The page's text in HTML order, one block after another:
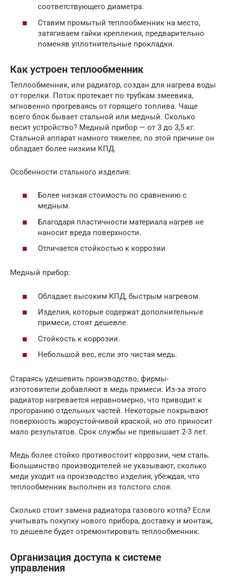
соответствующего диаметра.
Ставим промытый теплообменник на место,
затягиваем гайки крепления, предварительно
поменяв уплотнительные прокладки.
Как устроен теплообменник
Теплообменник, или радиатор, создан для нагрева воды
от горелки. Поток протекает по трубкам змеевика,
мгновенно прогреваясь от горящего топлива. Чаще
всего блок бывает стальной или медный. Сколько
весит устройство? Медный прибор — от 3 до 3,5 кг.
Стальной аппарат намного тяжелее, по этой причине он
обладает более низким КПД.
Особенности стального изделия:
Более низкая стоимость по сравнению с
медным.
Благодаря пластичности материала нагрев не
наносит вреда поверхности.
Отличается стойкостью к коррозии.
Медный прибор:
Обладает высоким КПД, быстрым нагревом.
Изделия, которые содержат дополнительные
примеси, стоят дешевле.
Стойкость к коррозии.
Небольшой вес, если это чистая медь.
Стараясь удешевить производство, фирмы-
изготовители добавляют в медь примеси. Из-за этого
радиатор нагревается неравномерно, что приводит к
прогоранию отдельных частей. Некоторые покрывают
поверхность жароустойчивой краской, но это приносит
мало результатов. Срок службы не превышает 2-3 лет.
Медь более стойко противостоит коррозии, чем сталь.
Большинство производителей не указывают, сколько
меди уходит на производство изделия, убеждая, что
теплообменник выполнен из толстого слоя.
Сколько стоит замена радиатора газового котла? Если
учитывать покупку нового прибора, доставку и монтаж,
то дешевле будет отремонтировать теплообменник.
Организация доступа к системе
управления